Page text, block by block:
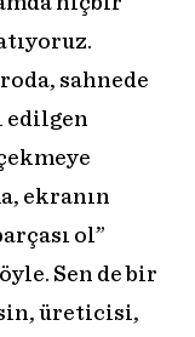
sahnede
edilgen
ekranın
ol”
Sen de bir
üreticisi,